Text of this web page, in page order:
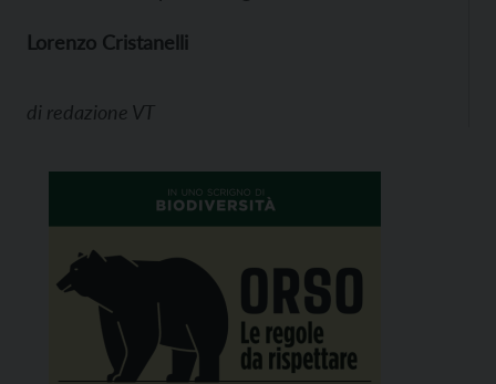
Lorenzo Cristanelli
di redazione VT